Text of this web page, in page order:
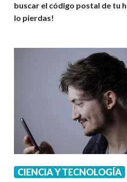
buscar el código postal de tu
lo pierdas!
CIENCIA Y TECNOLOGÍA